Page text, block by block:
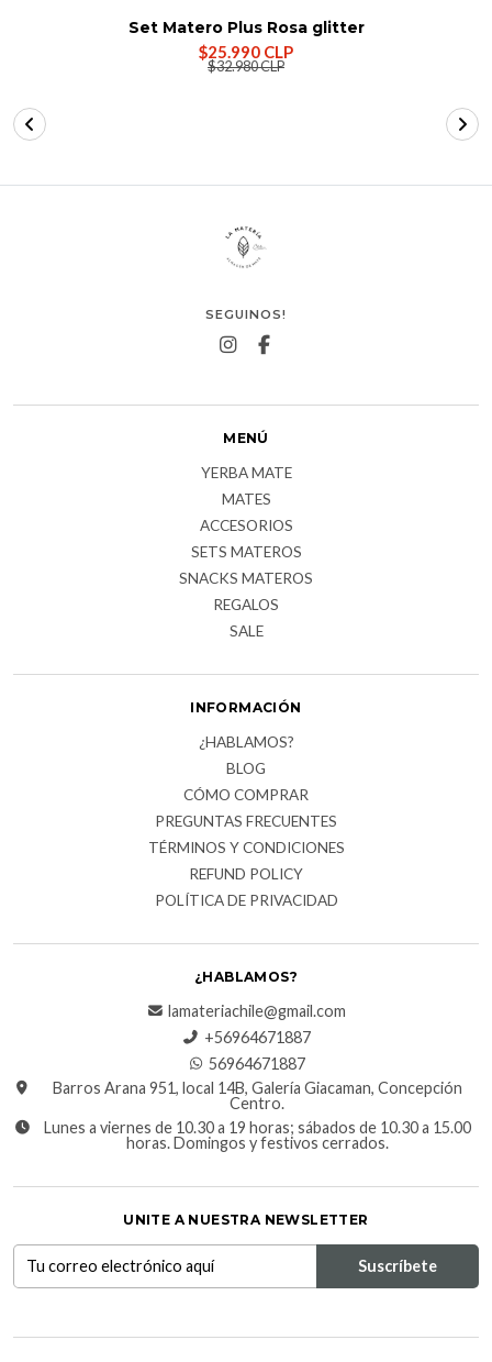
Set Matero Plus Rosa glitter
$25.990 CLP
$32.980 CLP
SEGUINOS!
MENÚ
YERBA MATE
MATES
ACCESORIOS
SETS MATEROS
SNACKS MATEROS
REGALOS
SALE
INFORMACIÓN
¿HABLAMOS?
BLOG
CÓMO COMPRAR
PREGUNTAS FRECUENTES
TÉRMINOS Y CONDICIONES
REFUND POLICY
POLÍTICA DE PRIVACIDAD
¿HABLAMOS?
lamateriachile@gmail.com
+56964671887
56964671887
Barros Arana 951, local 14B, Galería Giacaman, Concepción
Centro.
Lunes a viernes de 10.30 a 19 horas; sábados de 10.30 a 15.00
horas. Domingos y festivos cerrados.
UNITE A NUESTRA NEWSLETTER